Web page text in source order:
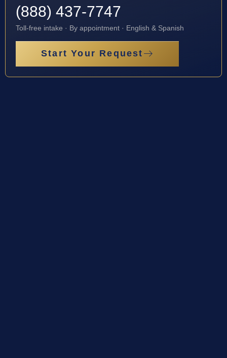
(888) 437-7747
Toll-free intake · By appointment · English & Spanish
Start Your Request